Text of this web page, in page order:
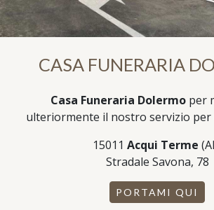
CASA FUNERARIA
Casa Funeraria Dolermoper
ulteriormente il nostro servizio
15011 Acqui Terme
Stradale Savona, 78
PORTAMI QUI